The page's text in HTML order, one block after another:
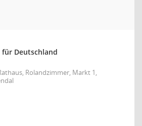
Deutschland
Rolandzimmer, Markt 1,